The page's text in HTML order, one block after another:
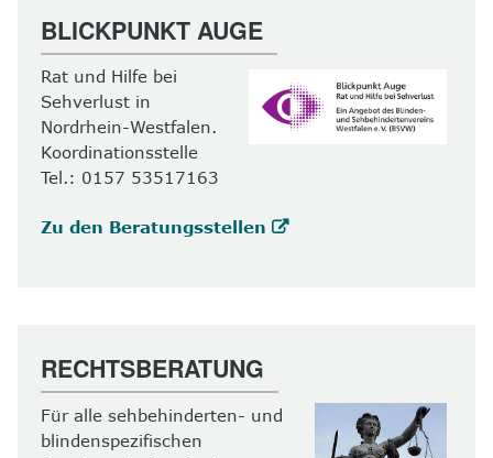
BLICKPUNKT AUGE
Rat und Hilfe bei
Sehverlust in
Nordrhein-Westfalen.
Koordinationsstelle
Tel.: 0157 53517163
Zu den Beratungsstellen
RECHTSBERATUNG
Für alle sehbehinderten- und
blindenspezifischen